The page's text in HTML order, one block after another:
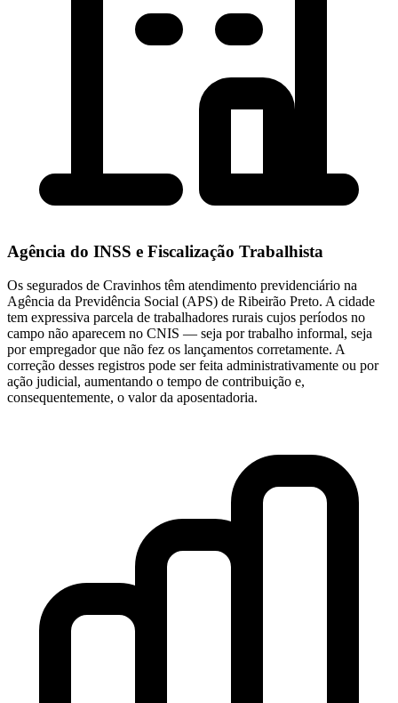
Agência do INSS e Fiscalização Trabalhista
Os segurados de Cravinhos têm atendimento previdenciário na
Agência da Previdência Social (APS) de Ribeirão Preto. A cidade
tem expressiva parcela de trabalhadores rurais cujos períodos no
campo não aparecem no CNIS — seja por trabalho informal, seja
por empregador que não fez os lançamentos corretamente. A
correção desses registros pode ser feita administrativamente ou por
ação judicial, aumentando o tempo de contribuição e,
consequentemente, o valor da aposentadoria.